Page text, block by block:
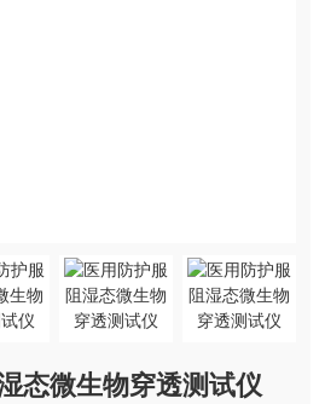
态微生物穿透测试仪